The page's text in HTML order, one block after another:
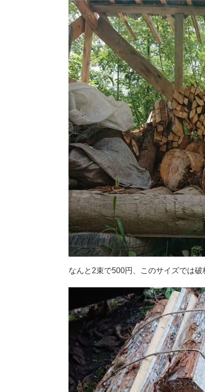
なんと2束で500円、このサイズでは破